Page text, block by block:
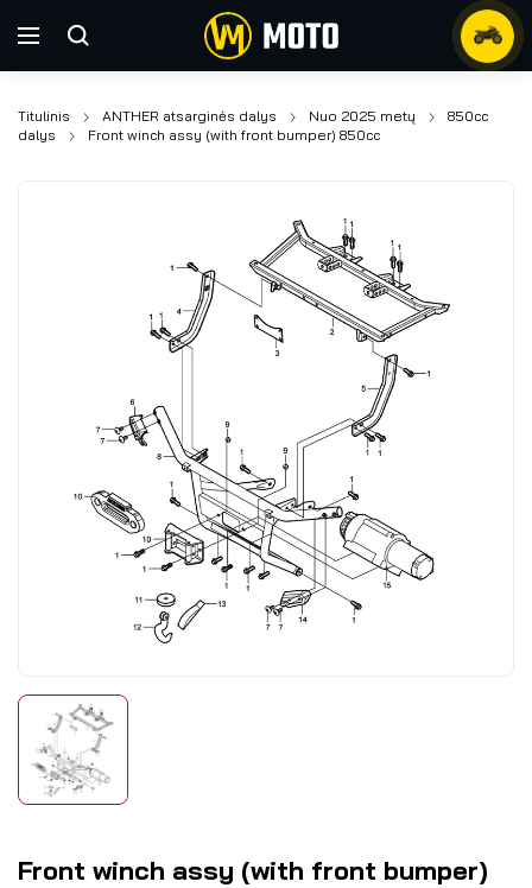
Titulinis ANTHER atsarginės dalys Nuo 2025 metų
850cc
dalys
Front winch assy (with front bumper) 850cc
Front winch assy (with front bumper)